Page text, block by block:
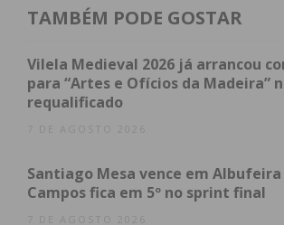
TAMBÉM PODE GOSTAR
Vilela Medieval 2026 já arrancou
para “Artes e Ofícios da Madeira”
requalificado
7 DE AGOSTO 2026
Santiago Mesa vence em Albufeira
Campos fica em 5º no sprint final
7 DE AGOSTO 2026